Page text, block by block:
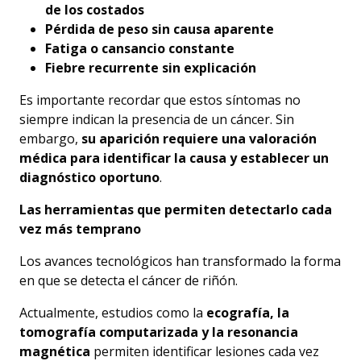
de los costados
Pérdida de peso sin causa aparente
Fatiga o cansancio constante
Fiebre recurrente sin explicación
Es importante recordar que estos síntomas no
siempre indican la presencia de un cáncer. Sin
embargo, su aparición requiere una valoración
médica para identificar la causa y establecer un
diagnóstico oportuno.
Las herramientas que permiten detectarlo cada
vez más temprano
Los avances tecnológicos han transformado la forma
en que se detecta el cáncer de riñón.
Actualmente, estudios como la ecografía, la
tomografía computarizada y la resonancia
magnética permiten identificar lesiones cada vez